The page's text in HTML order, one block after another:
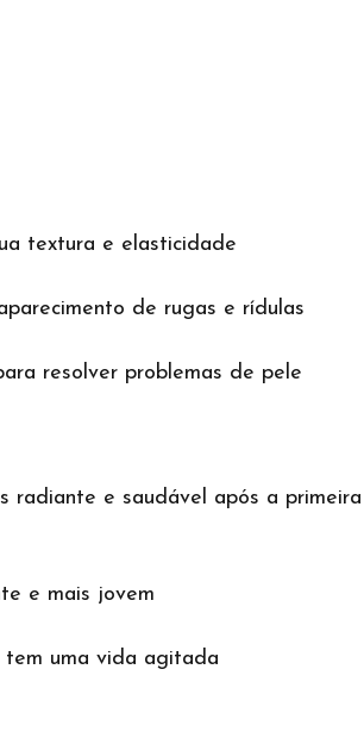
textura e elasticidade
de rugas e rídulas
resolver problemas de pele
radiante e saudável após a primeira
e mais jovem
tem uma vida agitada